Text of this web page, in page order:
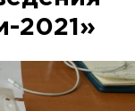
2021»